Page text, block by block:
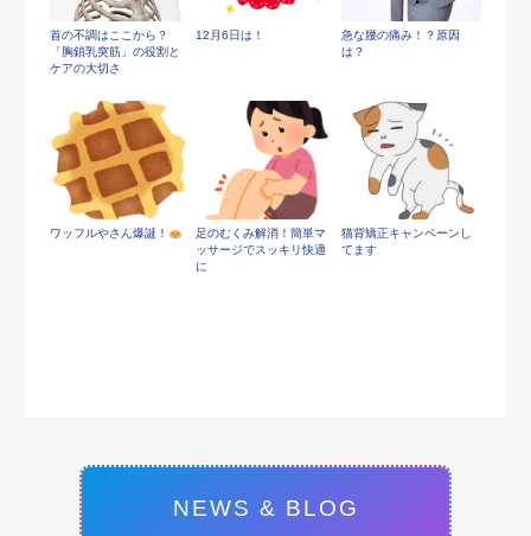
首の不調はここから？
「胸鎖乳突筋」の役割と
ケアの大切さ
12月6日は！
急な腰の痛み！？原因
は？
ワッフルやさん爆誕！
足のむくみ解消！簡単マ
ッサージでスッキリ快適
に
猫背矯正キャンペーンし
てます
NEWS & BLOG